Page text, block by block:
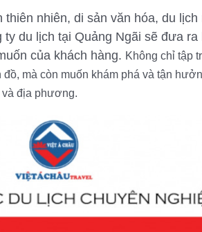
nhiên, di sản văn hóa, du
du lịch tại Quảng Ngãi sẽ đưa
của khách hàng. Không chỉ tập
mà còn muốn khám phá và tận
và địa phương.